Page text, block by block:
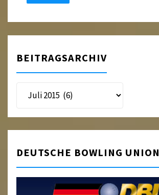
BEITRAGSARCHIV
Beitragsarchiv
DEUTSCHE BOWLING UNION